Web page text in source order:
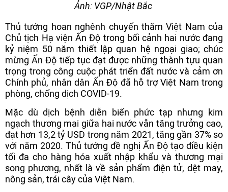
Ảnh: VGP/Nhật Bắc
Thủ tướng hoan nghênh chuyến thăm Việt Nam của
Chủ tịch Hạ viện Ấn Độ trong bối cảnh hai nước đang
kỷ niệm 50 năm thiết lập quan hệ ngoại giao; chúc
mừng Ấn Độ tiếp tục đạt được những thành tựu quan
trọng trong công cuộc phát triển đất nước và cảm ơn
Chính phủ, nhân dân Ấn Độ đã hỗ trợ Việt Nam trong
phòng, chống dịch COVID-19.
Mặc dù dịch bệnh diễn biến phức tạp nhưng kim
ngạch thương mại giữa hai nước vẫn tăng trưởng cao,
đạt hơn 13,2 tỷ USD trong năm 2021, tăng gần 37% so
với năm 2020. Thủ tướng đề nghị Ấn Độ tạo điều kiện
tối đa cho hàng hóa xuất nhập khẩu và thương mại
song phương, nhất là về sản phẩm điện tử, dệt may,
nông sản, trái cây của Việt Nam.